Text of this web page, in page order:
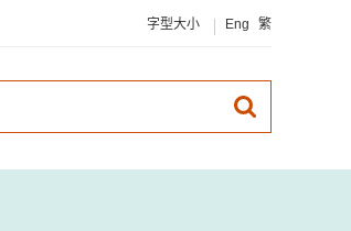
字型大小 Eng 繁